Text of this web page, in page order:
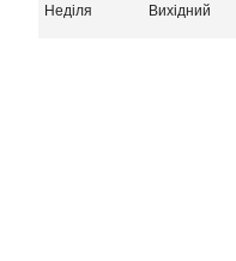
Неділя
Вихідний